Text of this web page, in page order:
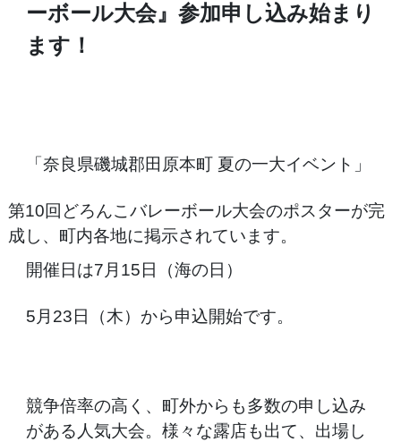
ーボール大会』参加申し込み始まり
ます！
「奈良県磯城郡田原本町 夏の一大イベント」
第10回どろんこバレーボール大会のポスターが完
成し、町内各地に掲示されています。
開催日は7月15日（海の日）
5月23日（木）から申込開始です。
競争倍率の高く、町外からも多数の申し込み
がある人気大会。様々な露店も出て、出場し